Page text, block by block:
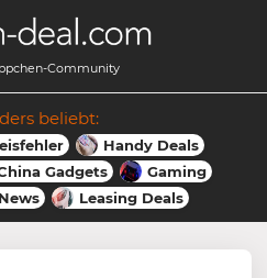
Community
beliebt:
Handy Deals
Gadgets
Gaming
News Leasing Deals